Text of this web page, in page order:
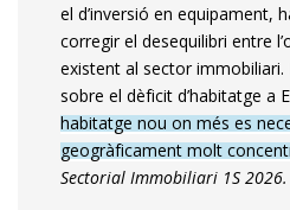
el d’inversió en equipament,
corregir el desequilibri entre
existent al sector
sobre el dèficit d’habitatge a
habitatge nou on més es
geogràficament molt
Sectorial Immobiliari 1S 2026.